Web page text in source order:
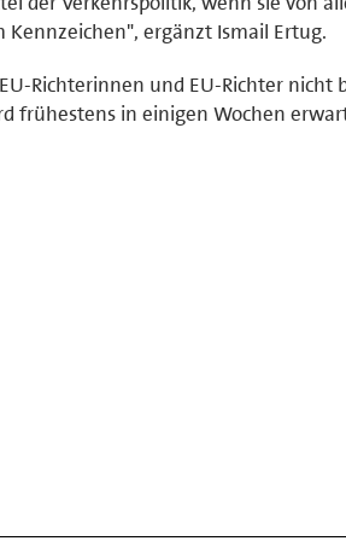
ergänzt Ismail Ertug.
Richterinnen und EU-Richter nicht
frühestens in einigen Wochen